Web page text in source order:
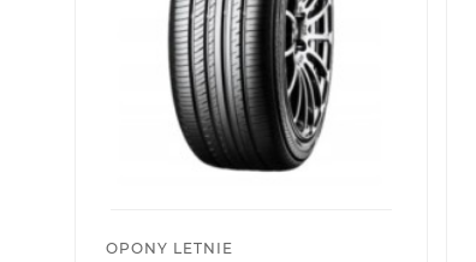
OPONY LETNIE